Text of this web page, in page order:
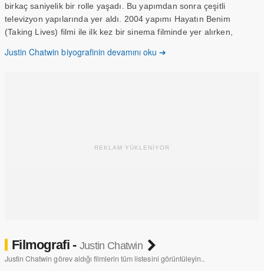
birkaç saniyelik bir rolle yaşadı. Bu yapımdan sonra çeşitli
televizyon yapılarında yer aldı. 2004 yapımı Hayatın Benim
(Taking Lives) filmi ile ilk kez bir sinema filminde yer alırken,
filmde ana karakterlerden birini canlandırdı. Oyuncu, 2011'den
Justin Chatwin biyografinin devamını oku ➔
REKLAM YÜKLENİYOR
Filmografi - Justin Chatwin
Justin Chatwin görev aldığı filmlerin tüm listesini görüntüleyin..